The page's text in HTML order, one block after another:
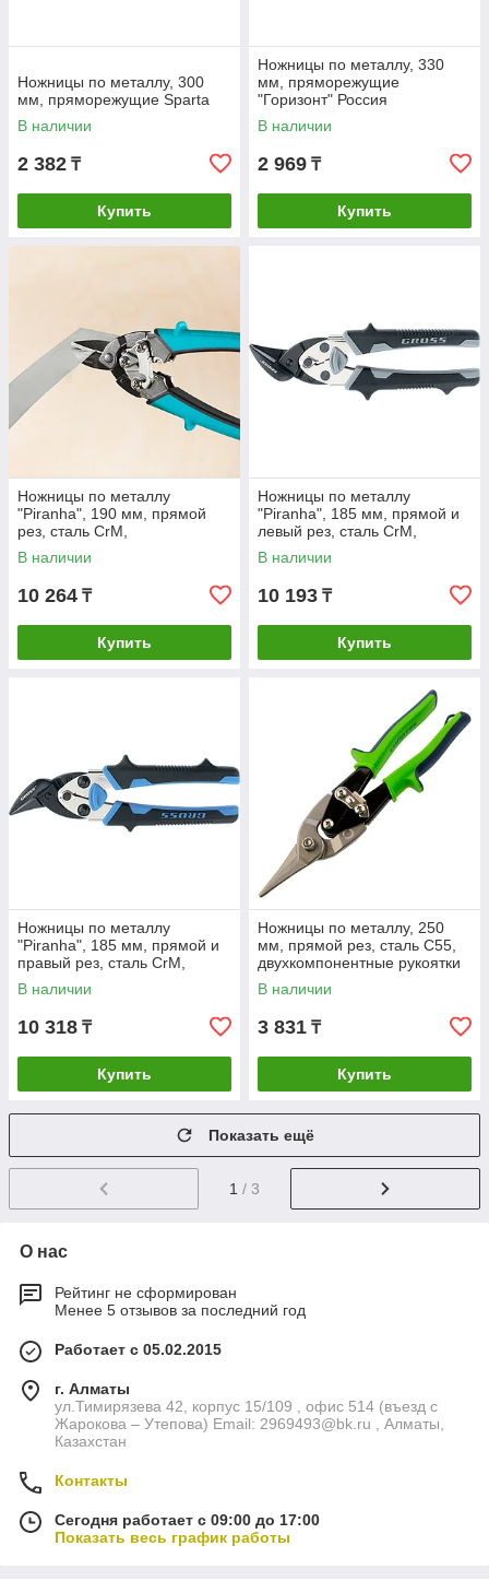
Ножницы по металлу, 300
мм, пряморежущие Sparta
В наличии
2 382 ₸
Купить
Ножницы по металлу, 330
мм, пряморежущие
"Горизонт" Россия
В наличии
2 969 ₸
Купить
Ножницы по металлу
"Piranha", 190 мм, прямой
рез, сталь СrM,
двухкомпонентные рукоятки
Gross
В наличии
10 264 ₸
Купить
Ножницы по металлу
"Piranha", 185 мм, прямой и
левый рез, сталь СrM,
двухкомпонентные рукоятки
Gross
В наличии
10 193 ₸
Купить
Ножницы по металлу
"Piranha", 185 мм, прямой и
правый рез, сталь СrM,
двухкомпонентные рукоятки
Gross
В наличии
10 318 ₸
Купить
Ножницы по металлу, 250
мм, прямой рез, сталь С55,
двухкомпонентные рукоятки
СИБРТЕХ
В наличии
3 831 ₸
Купить
Показать ещё
1 / 3
О нас
Рейтинг не сформирован
Менее 5 отзывов за последний год
Работает с 05.02.2015
г. Алматы
ул.Тимирязева 42, корпус 15/109 , офис 514 (въезд с
Жарокова – Утепова) Email: 2969493@bk.ru , Алматы,
Казахстан
Контакты
Сегодня работает с 09:00 до 17:00
Показать весь график работы